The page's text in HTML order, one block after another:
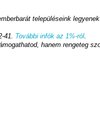
településeink
41. További infók az 1%-ról.
hanem rengeteg